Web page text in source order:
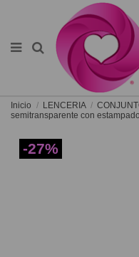
Inicio LENCERIA
semitransparente con
-27%